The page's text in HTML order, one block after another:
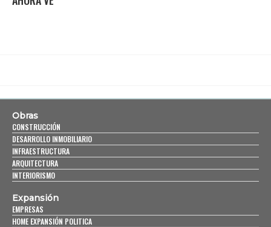
Obras
CONSTRUCCIÓN
DESARROLLO INMOBILIARIO
INFRAESTRUCTURA
ARQUITECTURA
INTERIORISMO
Expansión
EMPRESAS
HOME EXPANSIÓN POLITICA